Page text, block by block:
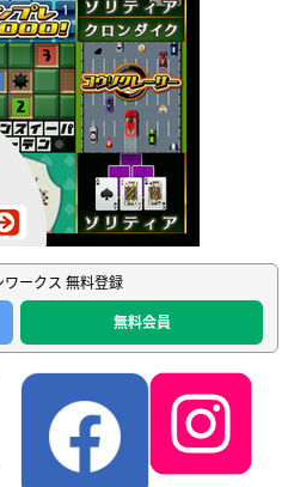
ークス 無料登録
無料会員